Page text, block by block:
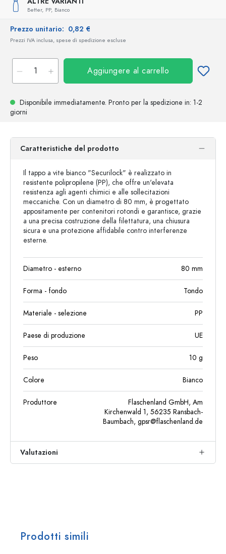
Better, PP, Bianco
Prezzo unitario: 0,82 €
Prezzi IVA inclusa, spese di spedizione escluse
Aggiungere al carrello
Disponibile immediatamente. Pronto per la spedizione in: 1-2
giorni
Caratteristiche del prodotto
Il tappo a vite bianco "Securilock" è realizzato in
resistente polipropilene (PP), che offre un'elevata
resistenza agli agenti chimici e alle sollecitazioni
meccaniche. Con un diametro di 80 mm, è progettato
appositamente per contenitori rotondi e garantisce, grazie
a una precisa costruzione della filettatura, una chiusura
sicura e una protezione affidabile contro interferenze
esterne.
Diametro - esterno 80 mm
Forma - fondo Tondo
Materiale - selezione PP
Paese di produzione UE
Peso 10 g
Colore Bianco
Produttore
Flaschenland GmbH, Am
Kirchenwald 1, 56235 Ransbach-
Baumbach, gpsr@flaschenland.de
Valutazioni
Prodotti simili